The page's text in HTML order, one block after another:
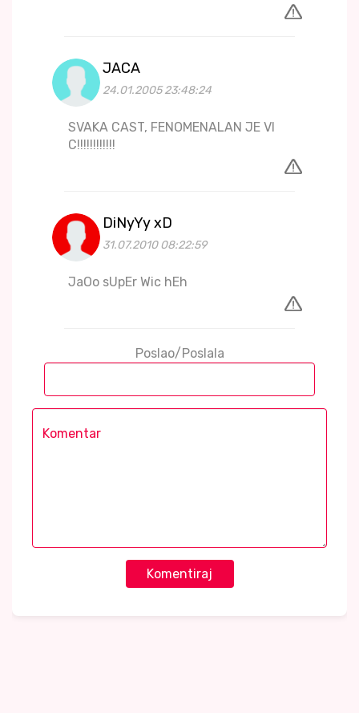
JACA
24.01.2005 23:48:24
SVAKA CAST, FENOMENALAN JE VI
C!!!!!!!!!!!!
DiNyYy xD
31.07.2010 08:22:59
JaOo sUpEr Wic hEh
Poslao/Poslala
Komentiraj